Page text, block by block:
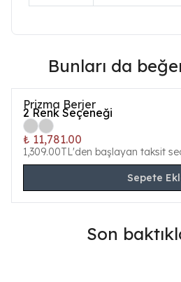
Bunları da
Prizma Berjer
2 Renk Seçeneği
₺ 11,781.00
1,309.00TL'den başlayan taksit
Sepete
Son